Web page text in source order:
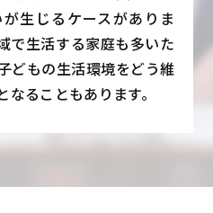
生じるケースがありま
で生活する家庭も多いた
どもの生活環境をどう維
ることもあります。